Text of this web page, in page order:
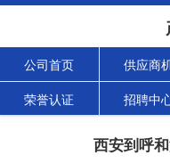
公司首页 供应商
荣誉认证 招聘中
西安到呼